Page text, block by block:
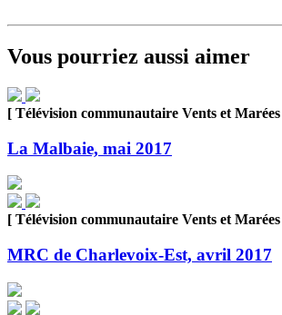
Vous pourriez aussi aimer
[ Télévision communautaire Vents et
La Malbaie, mai 2017
[ Télévision communautaire Vents et
MRC de Charlevoix-Est, avril 2017